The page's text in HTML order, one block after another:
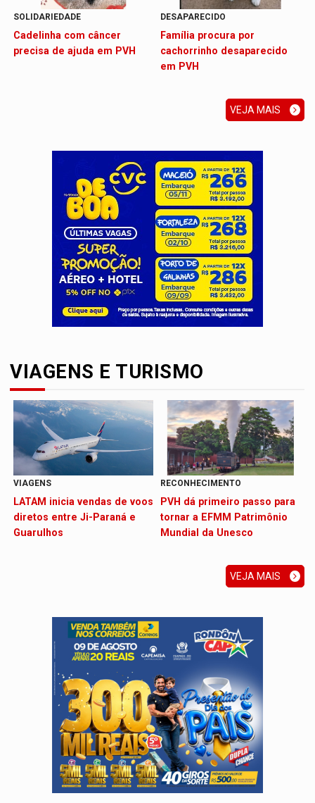
SOLIDARIEDADE
Cadelinha com câncer
precisa de ajuda em PVH
DESAPARECIDO
Família procura por
cachorrinho desaparecido
em PVH
VEJA MAIS
VIAGENS E TURISMO
VIAGENS
LATAM inicia vendas de voos
diretos entre Ji-Paraná e
Guarulhos
RECONHECIMENTO
PVH dá primeiro passo para
tornar a EFMM Patrimônio
Mundial da Unesco
VEJA MAIS